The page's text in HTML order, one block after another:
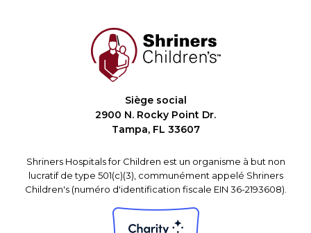
Siège social
2900 N. Rocky Point Dr.
Tampa, FL 33607
Shriners Hospitals for Children est un organisme à but non
lucratif de type 501(c)(3), communément appelé Shriners
Children's (numéro d'identification fiscale EIN 36-2193608).